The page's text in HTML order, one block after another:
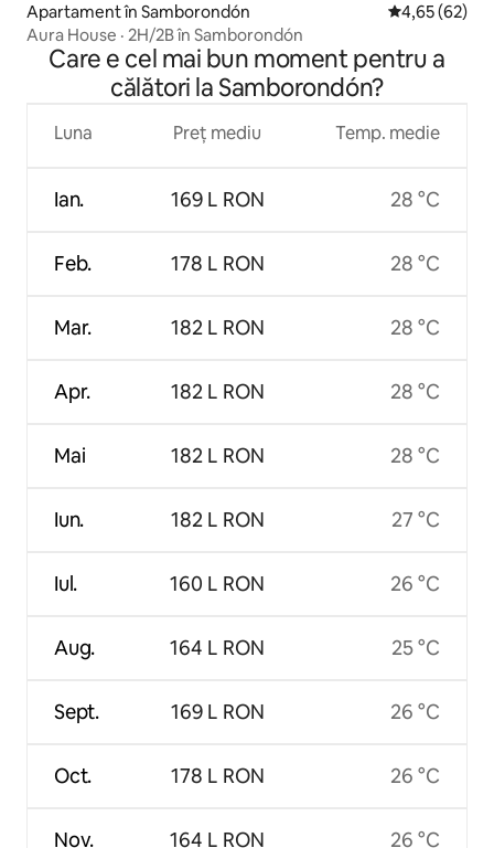
Apartament în Samborondón Scor mediu
4,65 (62)
Aura House · 2H/2B în Samborondón
Care e cel mai bun moment pentru a
călători la Samborondón?
Luna
Ian.
Feb.
Mar.
Apr.
Mai
Iun.
Iul.
Aug.
Sept.
Oct.
Nov.
Preț mediu
169 L RON
178 L RON
182 L RON
182 L RON
182 L RON
182 L RON
160 L RON
164 L RON
169 L RON
178 L RON
164 L RON
Temp. medie
28 °C
28 °C
28 °C
28 °C
28 °C
27 °C
26 °C
25 °C
26 °C
26 °C
26 °C